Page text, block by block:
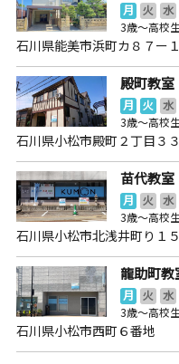
月 火 水
3歳～高校
石川県能美市浜町カ８７ー
殿町教室
月 火 水
3歳～高校
石川県小松市殿町２丁目３
苗代教室
月 火 水
3歳～高校
石川県小松市北浅井町り１
龍助町教
月 火 水
3歳～高校
石川県小松市西町６番地